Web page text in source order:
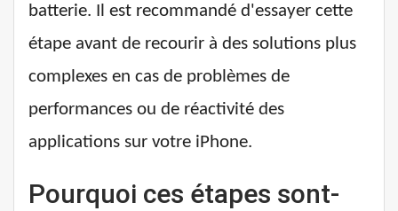
batterie. Il est recommandé d'essayer cette
étape avant de recourir à des solutions plus
complexes en cas de problèmes de
performances ou de réactivité des
applications sur votre iPhone.
Pourquoi ces étapes sont-